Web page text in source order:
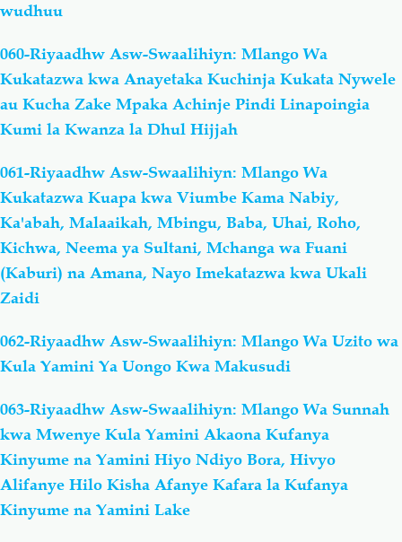
wudhuu
060-Riyaadhw Asw-Swaalihiyn: Mlango Wa
Kukatazwa kwa Anayetaka Kuchinja Kukata Nywele
au Kucha Zake Mpaka Achinje Pindi Linapoingia
Kumi la Kwanza la Dhul Hijjah
061-Riyaadhw Asw-Swaalihiyn: Mlango Wa
Kukatazwa Kuapa kwa Viumbe Kama Nabiy,
Ka'abah, Malaaikah, Mbingu, Baba, Uhai, Roho,
Kichwa, Neema ya Sultani, Mchanga wa Fuani
(Kaburi) na Amana, Nayo Imekatazwa kwa Ukali
Zaidi
062-Riyaadhw Asw-Swaalihiyn: Mlango Wa Uzito wa
Kula Yamini Ya Uongo Kwa Makusudi
063-Riyaadhw Asw-Swaalihiyn: Mlango Wa Sunnah
kwa Mwenye Kula Yamini Akaona Kufanya
Kinyume na Yamini Hiyo Ndiyo Bora, Hivyo
Alifanye Hilo Kisha Afanye Kafara la Kufanya
Kinyume na Yamini Lake